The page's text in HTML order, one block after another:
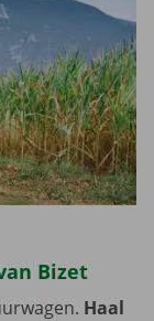
Bizet
Haal